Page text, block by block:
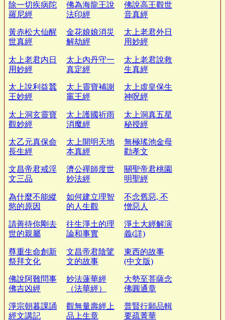
除一切疾病陀
羅尼經
佛為海龍王說
法印經
佛說高王觀世
音真經
黃赤松大仙醒
世真經
金花娘娘消災
解劫經
太上老君外日
用妙經
太上老君内日
用妙經
太上內丹守一
真定經
太上老君說救
生真經
太上說利益蠶
王妙經
太上靈寶補謝
竈王經
太上虛皇保生
神呪經
太上洞玄靈寶
觀妙經
太上護國祈雨
消魔經
太上洞真五星
秘授經
太乙元真保命
長生經
太上開明天地
本真經
無極瑤池金母
勸孝文
文昌帝君戒淫
文三品
濟公禪師度世
妙法經
關聖帝君桃園
明聖經
為什麼不能縱
慾的原因
如何建立理智
的人生觀
不念舊惡, 不
憎惡人
請善待你剛去
世的親屬
往生淨土的理
論和事實
淨土大經解演
義(詳)
尊重生命創新
祭拜文化
文昌帝君陰騭
文的故事
東西的故事
(中文版)
佛說阿難問事
佛吉凶經
妙法蓮華經
（法華經）
大勢至菩薩念
佛圓通章
淨宗朝暮課誦
經文講記
觀無量壽經上
品上生章
普賢行願品輯
要疏菁華